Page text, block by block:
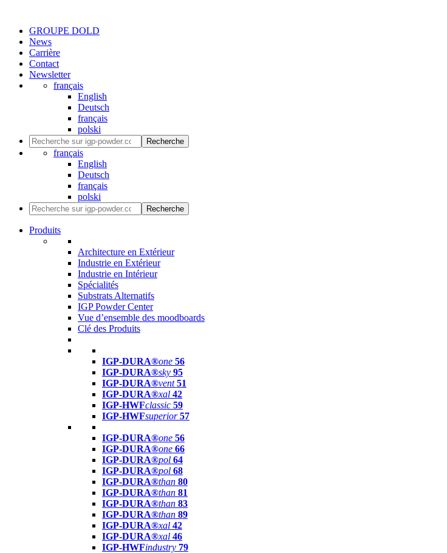
GROUPE DOLD
News
Carrière
Contact
Newsletter
français
English
Deutsch
français
polski
Recherche
français
English
Deutsch
français
polski
Recherche
Produits
Architecture en Extérieur
Industrie en Extérieur
Industrie en Intérieur
Spécialités
Substrats Alternatifs
IGP Powder Center
Vue d’ensemble des moodboards
Clé des Produits
IGP-DURA®one 56
IGP-DURA®sky 95
IGP-DURA®vent 51
IGP-DURA®xal 42
IGP-HWFclassic 59
IGP-HWFsuperior 57
IGP-DURA®one 56
IGP-DURA®one 66
IGP-DURA®pol 64
IGP-DURA®pol 68
IGP-DURA®than 80
IGP-DURA®than 81
IGP-DURA®than 83
IGP-DURA®than 89
IGP-DURA®xal 42
IGP-DURA®xal 46
IGP-HWFindustry 79